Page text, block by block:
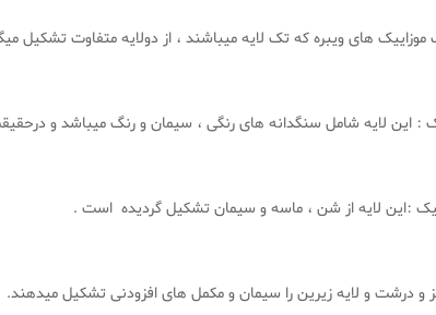
های ویبره که تک لایه میباشند ، از دولایه متفاوت تشکیل
: این لایه شامل سنگدانه های رنگی ، سیمان و رنگ میباشد و
و درشت و لایه زیرین را سیمان و مکمل های افزودنی تشکیل میدهند.